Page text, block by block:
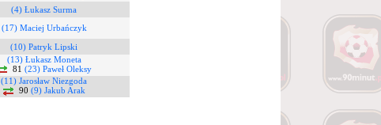
(4) Łukasz Surma
(17) Maciej Urbańczyk
(10) Patryk Lipski
(13) Łukasz Moneta
81 (23) Paweł Oleksy
(11) Jarosław Niezgoda
90 (9) Jakub Arak